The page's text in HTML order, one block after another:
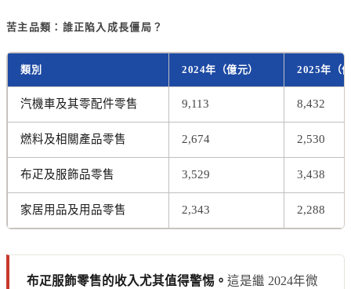
苦主品類：誰正陷入成長僵局？
類別 2024年（億元） 2025年（
汽機車及其零配件零售 9,113 8,432
燃料及相關產品零售 2,674 2,530
布疋及服飾品零售 3,529 3,438
家居用品及用品零售 2,343 2,288
布疋服飾零售的收入尤其值得警惕。 這是繼 2024年微